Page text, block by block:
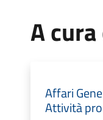
A
Affari
Attività